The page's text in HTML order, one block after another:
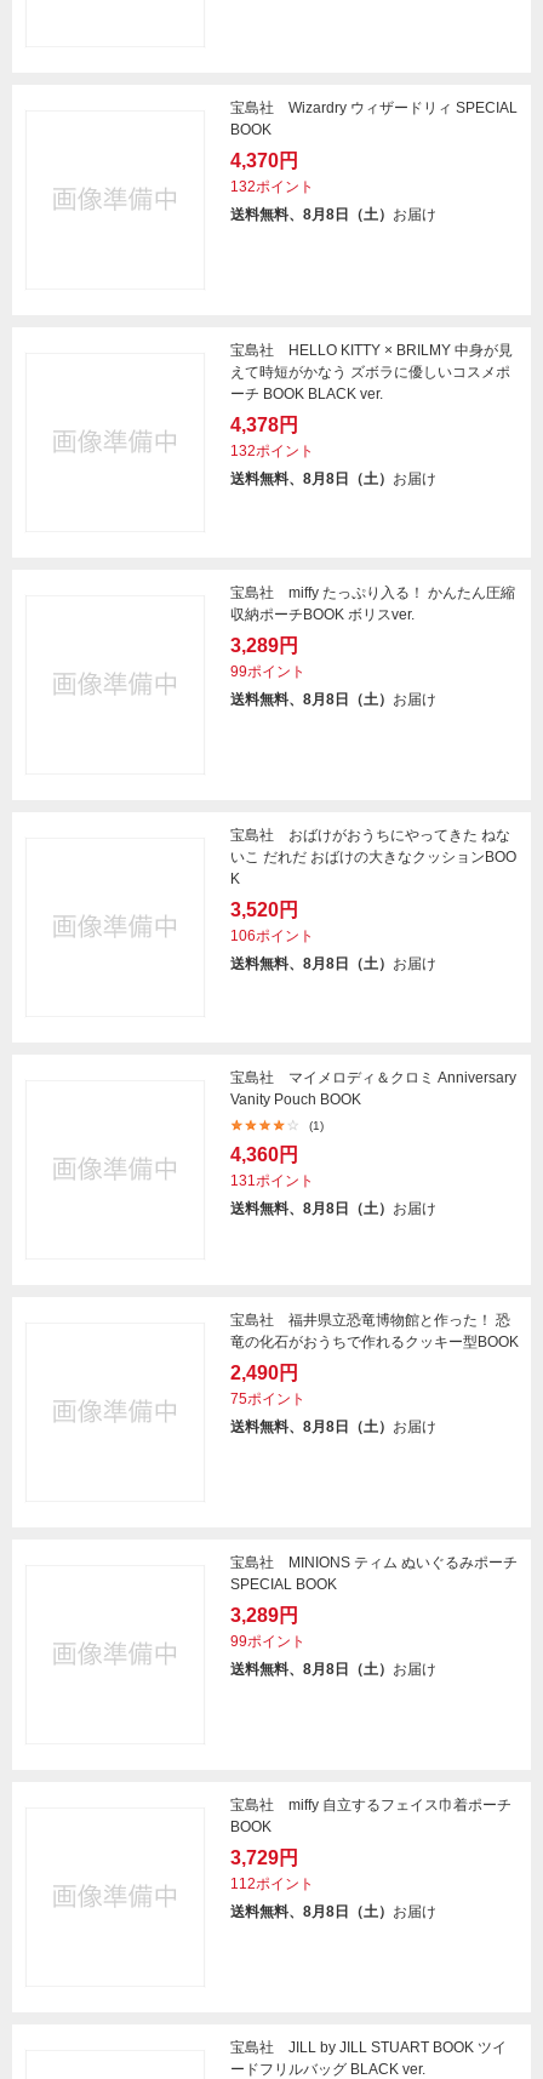
宝島社 Wizardry ウィザードリィ SPECIAL
BOOK
4,370円
132ポイント
送料無料、8月8日（土） お届け
宝島社 HELLO KITTY × BRILMY 中身が見
えて時短がかなう ズボラに優しいコスメポ
ーチ BOOK BLACK ver.
4,378円
132ポイント
送料無料、8月8日（土） お届け
宝島社 miffy たっぷり入る！ かんたん圧縮
収納ポーチBOOK ボリスver.
3,289円
99ポイント
送料無料、8月8日（土） お届け
宝島社 おばけがおうちにやってきた ねな
いこ だれだ おばけの大きなクッションBOO
K
3,520円
106ポイント
送料無料、8月8日（土） お届け
宝島社 マイメロディ＆クロミ Anniversary
Vanity Pouch BOOK
(1)
4,360円
131ポイント
送料無料、8月8日（土） お届け
宝島社 福井県立恐竜博物館と作った！ 恐
竜の化石がおうちで作れるクッキー型BOOK
2,490円
75ポイント
送料無料、8月8日（土） お届け
宝島社 MINIONS ティム ぬいぐるみポーチ
SPECIAL BOOK
3,289円
99ポイント
送料無料、8月8日（土） お届け
宝島社 miffy 自立するフェイス巾着ポーチ
BOOK
3,729円
112ポイント
送料無料、8月8日（土） お届け
宝島社 JILL by JILL STUART BOOK ツイ
ードフリルバッグ BLACK ver.